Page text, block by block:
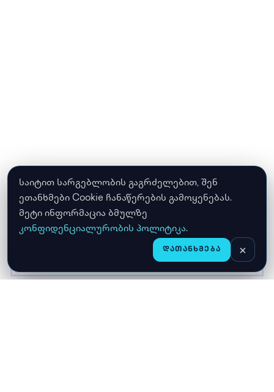
საიტით სარგებლობის გაგრძელებით, შენ
ეთანხმები Cookie ჩანაწერების გამოყენებას.
მეტი ინფორმაცია ბმულზე
კონფიდენციალურობის პოლიტიკა.
ᲓᲐᲗᲐᲜᲮᲛᲔᲑᲐ ×
ᲛᲐᲦᲐᲖᲘᲐ ᲙᲐᲚᲐᲗᲐ